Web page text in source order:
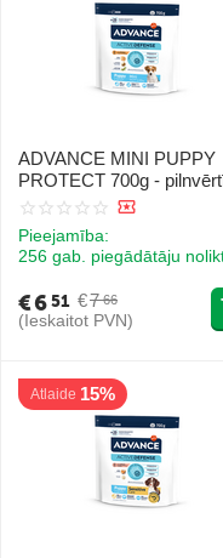
ADVANCE MINI PUPPY
PROTECT 700g -
un sabalansēta sausā
vecumā no 2 mēnešiem
10 mēnešiem
Pieejamība:
256 gab. piegādātāju
€7 66
€651
(Ieskaitot PVN)
Atlaide 15%